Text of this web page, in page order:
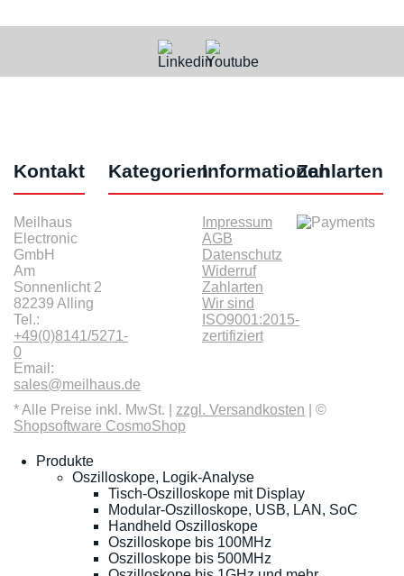
Kontakt
Meilhaus
Electronic
GmbH
Am
Sonnenlicht 2
82239 Alling
Tel.:
+49(0)8141/5271-
0
Email:
sales@meilhaus.de
KategorienInformationen
Impressum
AGB
Datenschutz
Widerruf
Zahlarten
Wir sind
ISO9001:2015-
zertifiziert
Zahlarten
* Alle Preise inkl. MwSt. | zzgl. Versandkosten | ©
Shopsoftware CosmoShop
Produkte
Oszilloskope, Logik-Analyse
Tisch-Oszilloskope mit Display
Modular-Oszilloskope, USB, LAN, SoC
Handheld Oszilloskope
Oszilloskope bis 100MHz
Oszilloskope bis 500MHz